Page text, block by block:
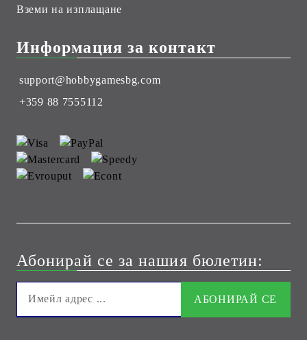
Вземи на изплащане
Информация за контакт
support@hobbygamesbg.com
+359 88 7555112
Абонирай се за нашия бюлетин: